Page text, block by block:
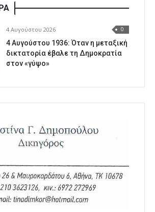
4 Αυγούστου 2026 0
4 Αυγούστου 1936: Όταν η μεταξική
δικτατορία έβαλε τη Δημοκρατία
στον «γύψο»